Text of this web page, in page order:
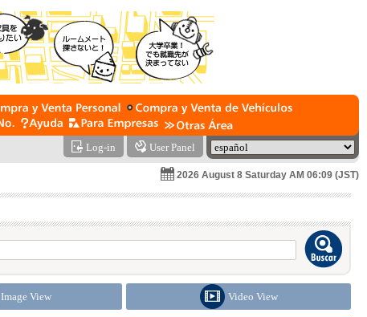
Log-in User Panel
2026 August 8 Saturday AM 06:09 (JST)
Image View Video View